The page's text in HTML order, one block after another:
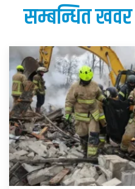
सम्बन्धित खवर